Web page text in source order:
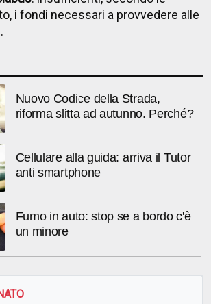
i fondi necessari a provvedere alle
Nuovo Codice della Strada,
riforma slitta ad autunno. Perché?
Cellulare alla guida: arriva il Tutor
anti smartphone
Fumo in auto: stop se a bordo c'è
un minore